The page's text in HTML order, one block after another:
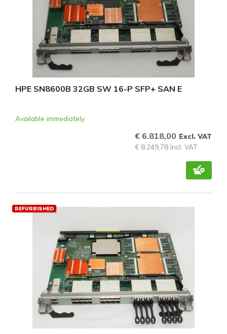
HPE SN8600B 32GB SW 16-P SFP+ SAN E
Available immediately
€ 6.818,00 Excl. VAT
€ 8.249,78 Incl. VAT
REFURBISHED